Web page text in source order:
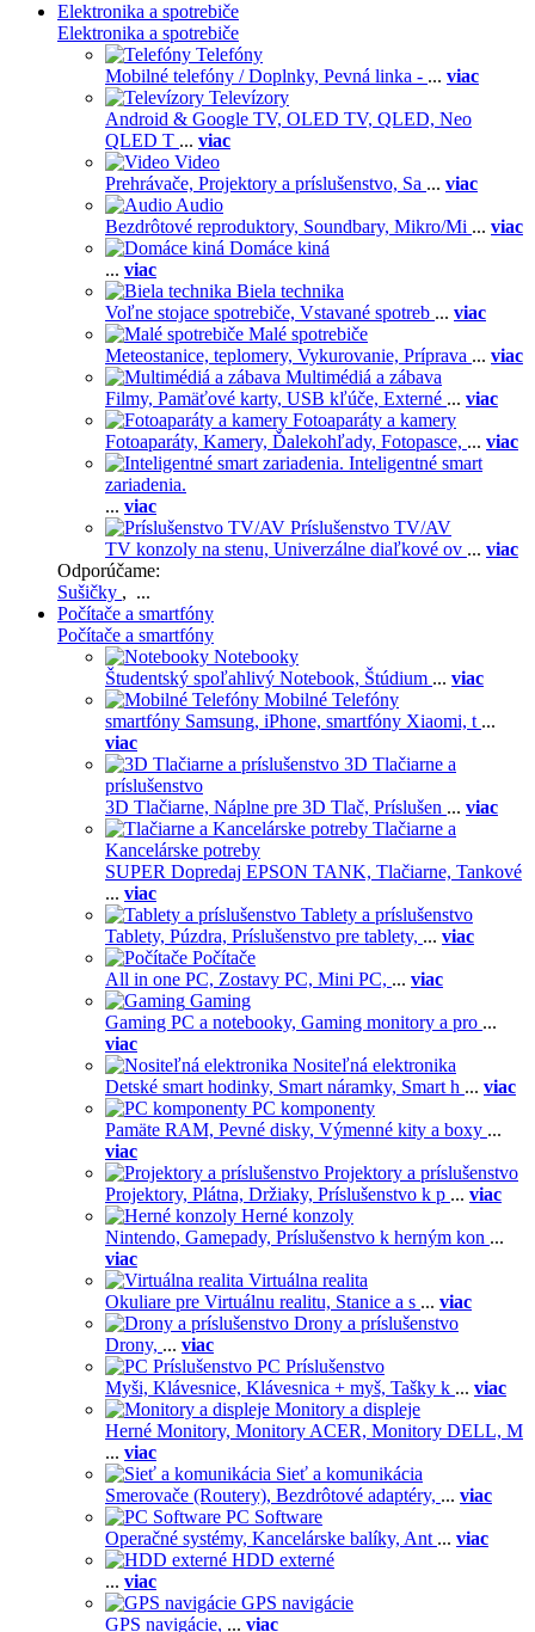
Elektronika a spotrebiče
Elektronika a spotrebiče
Telefóny
Mobilné telefóny / Doplnky, Pevná linka - ... viac
Televízory
Android & Google TV, OLED TV, QLED, Neo
QLED T ... viac
Video
Prehrávače, Projektory a príslušenstvo, Sa ... viac
Audio
Bezdrôtové reproduktory, Soundbary, Mikro/Mi ... viac
Domáce kiná
... viac
Biela technika
Voľne stojace spotrebiče, Vstavané spotreb ... viac
Malé spotrebiče
Meteostanice, teplomery, Vykurovanie, Príprava ... viac
Multimédiá a zábava
Filmy, Pamäťové karty, USB kľúče, Externé ... viac
Fotoaparáty a kamery
Fotoaparáty, Kamery, Ďalekohľady, Fotopasce, ... viac
Inteligentné smart
zariadenia.
... viac
Príslušenstvo TV/AV
TV konzoly na stenu, Univerzálne diaľkové ov ... viac
Odporúčame:
Sušičky , ...
Počítače a smartfóny
Počítače a smartfóny
Notebooky
Študentský spoľahlivý Notebook, Štúdium ... viac
Mobilné Telefóny
smartfóny Samsung, iPhone, smartfóny Xiaomi, t ...
viac
3D Tlačiarne a
príslušenstvo
3D Tlačiarne, Náplne pre 3D Tlač, Príslušen ... viac
Tlačiarne a
Kancelárske potreby
SUPER Dopredaj EPSON TANK, Tlačiarne, Tankové
... viac
Tablety a príslušenstvo
Tablety, Púzdra, Príslušenstvo pre tablety, ... viac
Počítače
All in one PC, Zostavy PC, Mini PC, ... viac
Gaming
Gaming PC a notebooky, Gaming monitory a pro ...
viac
Nositeľná elektronika
Detské smart hodinky, Smart náramky, Smart h ... viac
PC komponenty
Pamäte RAM, Pevné disky, Výmenné kity a boxy ...
viac
Projektory a príslušenstvo
Projektory, Plátna, Držiaky, Príslušenstvo k p ... viac
Herné konzoly
Nintendo, Gamepady, Príslušenstvo k herným kon ...
viac
Virtuálna realita
Okuliare pre Virtuálnu realitu, Stanice a s ... viac
Drony a príslušenstvo
Drony, ... viac
PC Príslušenstvo
Myši, Klávesnice, Klávesnica + myš, Tašky k ... viac
Monitory a displeje
Herné Monitory, Monitory ACER, Monitory DELL, M
... viac
Sieť a komunikácia
Smerovače (Routery), Bezdrôtové adaptéry, ... viac
PC Software
Operačné systémy, Kancelárske balíky, Ant ... viac
HDD externé
... viac
GPS navigácie
GPS navigácie, ... viac